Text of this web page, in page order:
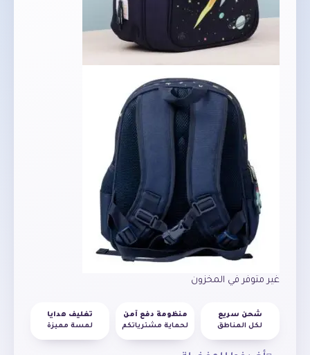
غير متوفر في المخزون
شحن سريع
لكل المناطق
منظومة دفع آمن
لحماية مشترياتكم
تغليف هدايا
لمسة مميزة